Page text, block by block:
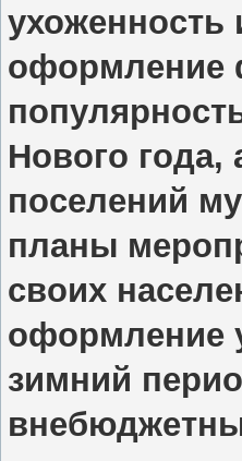
ухоженность
оформление
Нового года,
поселений
планы
своих
оформление
зимний